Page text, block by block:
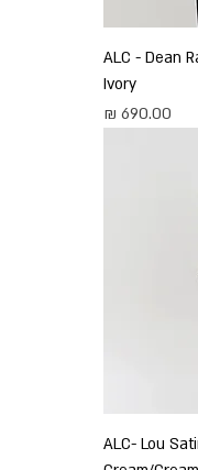
ALC - Dean
Ivory
מחיר
ALC- Lou